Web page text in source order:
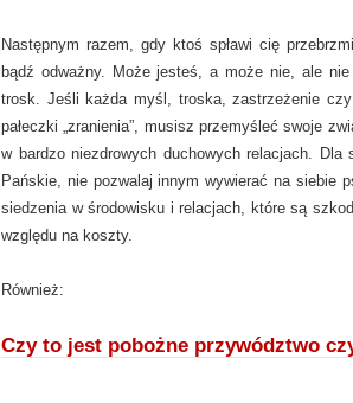
Następnym razem, gdy ktoś spławi cię
bądź odważny. Może jesteś, a może nie, ale
trosk. Jeśli każda myśl, troska, zastrzeżenie
pałeczki „zranienia”, musisz przemyśleć swoje
w bardzo niezdrowych duchowych relacjach. Dla
Pańskie, nie pozwalaj innym wywierać na siebie
siedzenia w środowisku i relacjach, które są
względu na koszty.
Również:
Czy to jest pobożne przywództwo